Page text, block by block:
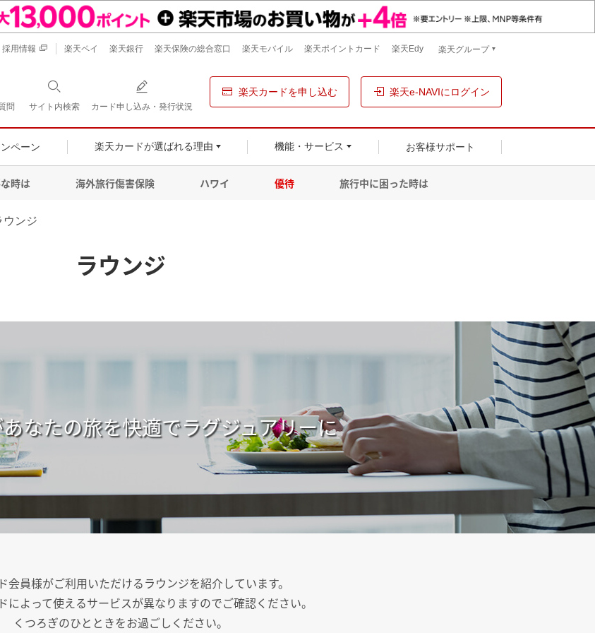
採用情報 楽天ペイ 楽天銀行 楽天保険の総合窓口 楽天モバイル 楽天ポイントカード 楽天Edy 楽天グループ
問 サイト内検索 カード申し込み・発行状況
楽天カードを申し込む 楽天e-NAVIにログイン
ペーン 楽天カードが選ばれる理由 機能・サービス お客様サポート
時は 海外旅行傷害保険 ハワイ 優待 旅行中に困った時は
ウンジ
ラウンジ
なたの旅を快適でラグジュアリーに
会員様がご利用いただけるラウンジを紹介しています。
によって使えるサービスが異なりますのでご確認ください。
くつろぎのひとときをお過ごしください。